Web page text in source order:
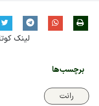
لینک
برچسب‌ها
رانت